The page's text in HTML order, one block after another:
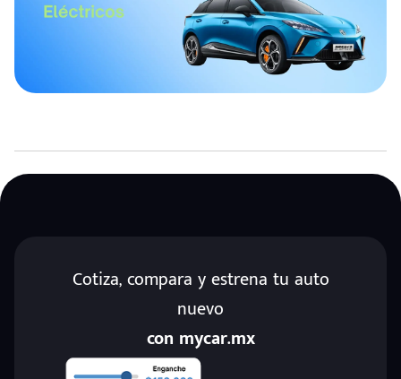
Cotiza, compara y estrena tu auto
nuevo
con mycar.mx